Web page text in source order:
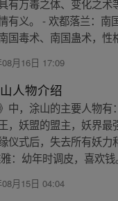
有万毒之体、变化之术
有义。 - 欢都落兰：南
国毒术、南国蛊术，性
月16日 17:09
人物介绍
中，涂山的主要人物有
，妖盟的盟主，妖界最
仪式后，失去所有妖力
：幼年时调皮，喜欢
月15日 04:04